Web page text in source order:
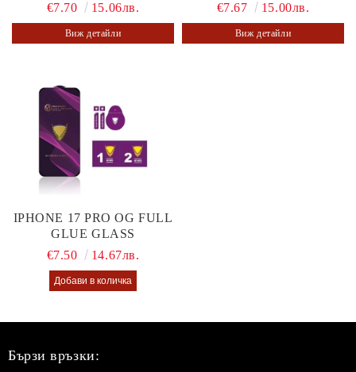
€7.70
15.06лв.
Виж детайли
€7.67
15.00лв.
Виж детайли
IPHONE 17 PRO OG FULL
GLUE GLASS
€7.50
14.67лв.
Бързи връзки: